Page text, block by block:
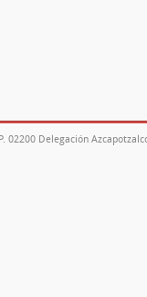
02200 Delegación